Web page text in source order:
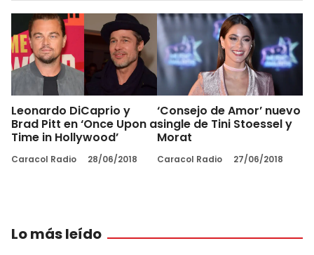
Leonardo DiCaprio y
Brad Pitt en ‘Once Upon a
Time in Hollywood’
Caracol Radio 28/06/2018
‘Consejo de Amor’ nuevo
single de Tini Stoessel y
Morat
Caracol Radio 27/06/2018
Lo más leído